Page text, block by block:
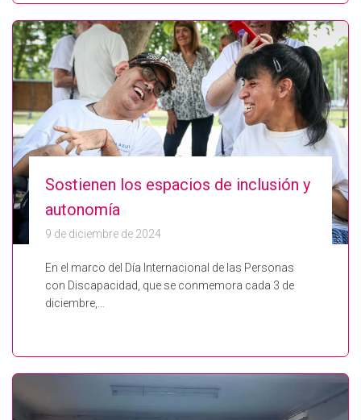
Sostienen los espacios de inclusión y
autonomía
9 de diciembre de 2024
En el marco del Día Internacional de las Personas
con Discapacidad, que se conmemora cada 3 de
diciembre,…